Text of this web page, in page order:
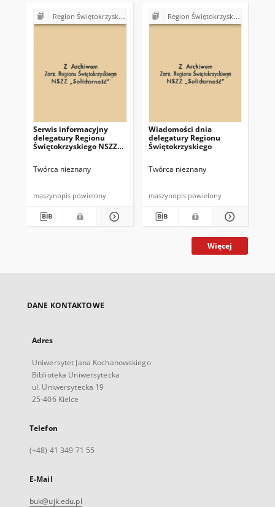
Region Świętokrzyski NSZZ "Solidarność". Delegatura Starachowice
Serwis informacyjny
delegatury Regionu
Świętokrzyskiego NSZZ
Twórca nieznany
maszynopis powielony
Region Świętokrzyski NSZZ "Solidarność". Delegatura Starachowice
Wiadomości dnia
delegatury Regionu
Świętokrzyskiego
Twórca nieznany
maszynopis powielony
Więcej
DANE KONTAKTOWE
Adres
Uniwersytet Jana Kochanowskiego
Biblioteka Uniwersytecka
ul. Uniwersytecka 19
25-406 Kielce
Telefon
(+48) 41 349 71 55
E-Mail
buk@ujk.edu.pl